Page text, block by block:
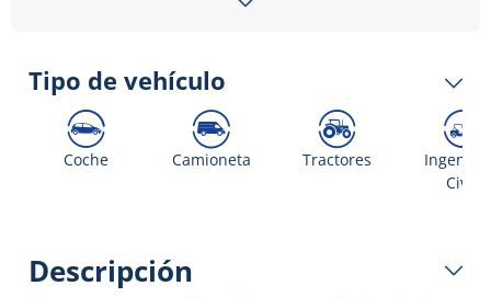
Tipo de vehículo
Coche Camioneta Tractores
Civil
Descripción